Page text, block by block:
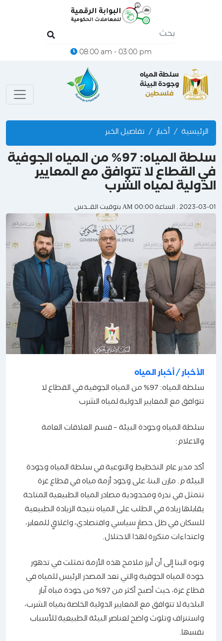
08:00 am - 03:00 pm
سلطة المياه
وجودة البيئة
فلسطين
الرئيسية أخبار تفاصيل الخبر
سلطة المياه: 97% من المياه الجوفية
في القطاع لا تتوافق مع المعايير
الدولية لمياه الشرب
2023-03-01 . الساعة 00:00 AM بتوقيت القــدس
الأخبار/أخبار المياه
سلطة المياه: 97% من المياه الجوفية في القطاع لا
تتوافق مع المعايير الدولية لمياه الشرب
سلطة المياه وجودة البيئة – قسم العلاقات العامة
والاعلام:
أكد مدير عام التخطيط والتوعية في سلطة المياه وجودة
البيئة م. مازن البنا، على وجود أزمة مياه في قطاع غزة
تتمثل في ندرة ومحدودية مصادر المياه الطبيعية المتاحة
يقابلها زيادة في الطلب على المياه نتيجة الزيادة الطبيعية
للسكان في ظل حصارٍ سياسي واقتصادي، واغلاقٍ للمعابر،
واعتداءات متكررة لهذا الاحتلال.
ونوه البنا إلى أن أبرز ملامح هذه الأزمة تمثلت في تدهور
جودة المياه الجوفية والتي تعد المصدر الرئيس للمياه في
قطاع غزة، حيث أصبح أكثر من 97% من جودة مياه آبار
البلدية لا تتوافق مع المعايير الدولية الخاصة بمياه الشرب،
واستنزاف وتلوث واضح لعناصر البيئة الطبيعية للأسباب
نفسها.